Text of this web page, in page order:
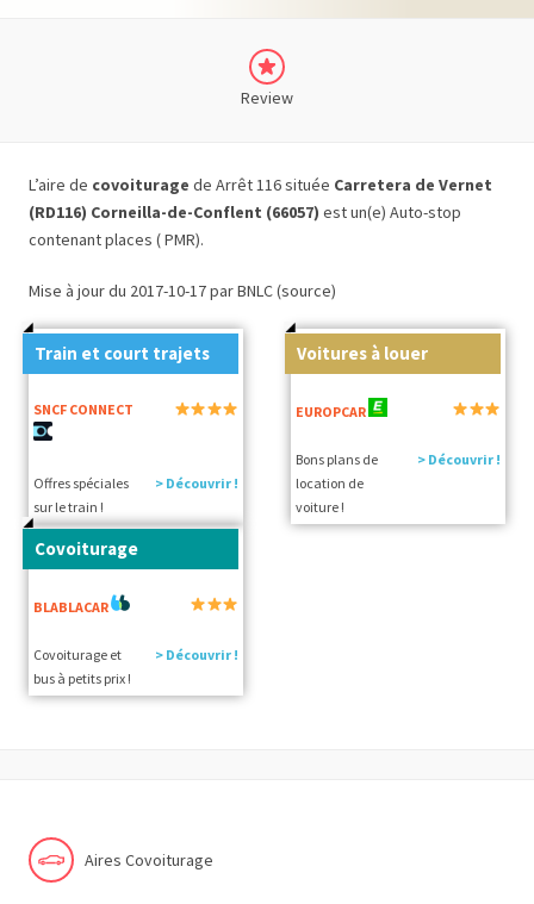
Review
L’aire de covoiturage de Arrêt 116 située Carretera de Vernet
(RD116) Corneilla-de-Conflent (66057) est un(e) Auto-stop
contenant places ( PMR).
Mise à jour du 2017-10-17 par BNLC (source)
Train et court trajets
SNCF CONNECT
Offres spéciales
sur le train !
> Découvrir !
Voitures à louer
EUROPCAR
Bons plans de
location de
voiture !
> Découvrir !
Covoiturage
BLABLACAR
Covoiturage et
bus à petits prix !
> Découvrir !
Aires Covoiturage